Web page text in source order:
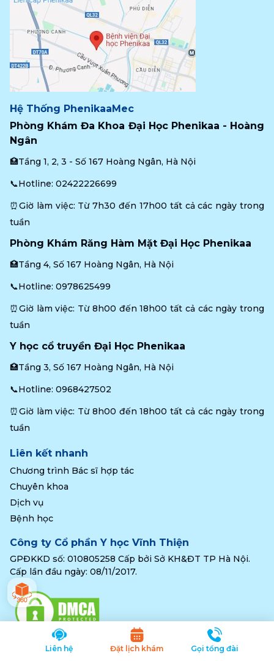
Hệ Thống PhenikaaMec
Phòng Khám Đa Khoa Đại Học Phenikaa - Hoàng
Ngân
🏥Tầng 1, 2, 3 - Số 167 Hoàng Ngân, Hà Nội
📞Hotline: 02422226699
⏰Giờ làm việc: Từ 7h30 đến 17h00 tất cả các ngày trong
tuần
Phòng Khám Răng Hàm Mặt Đại Học Phenikaa
🏥Tầng 4, Số 167 Hoàng Ngân, Hà Nội
📞Hotline: 0978625499
⏰Giờ làm việc: Từ 8h00 đến 18h00 tất cả các ngày trong
tuần
Y học cổ truyền Đại Học Phenikaa
🏥Tầng 3, Số 167 Hoàng Ngân, Hà Nội
📞Hotline: 0968427502
⏰Giờ làm việc: Từ 8h00 đến 18h00 tất cả các ngày trong
tuần
Liên kết nhanh
Chương trình Bác sĩ hợp tác
Chuyên khoa
Dịch vụ
Bệnh học
Công ty Cổ phần Y học Vĩnh Thiện
GPĐKKD số: 010805258 Cấp bởi Sở KH&ĐT TP Hà Nội.
Cấp lần đầu ngày: 08/11/2017.
Liên hệ Đặt lịch khám Gọi tổng đài